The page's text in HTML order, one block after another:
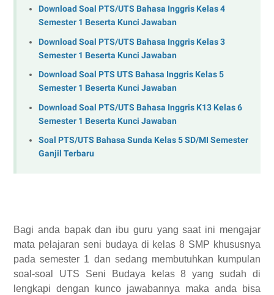
Download Soal PTS/UTS Bahasa Inggris Kelas 4
Semester 1 Beserta Kunci Jawaban
Download Soal PTS/UTS Bahasa Inggris Kelas 3
Semester 1 Beserta Kunci Jawaban
Download Soal PTS UTS Bahasa Inggris Kelas 5
Semester 1 Beserta Kunci Jawaban
Download Soal PTS/UTS Bahasa Inggris K13 Kelas 6
Semester 1 Beserta Kunci Jawaban
Soal PTS/UTS Bahasa Sunda Kelas 5 SD/MI Semester
Ganjil Terbaru
Bagi anda bapak dan ibu guru yang saat ini mengajar
mata pelajaran seni budaya di kelas 8 SMP khususnya
pada semester 1 dan sedang membutuhkan kumpulan
soal-soal UTS Seni Budaya kelas 8 yang sudah di
lengkapi dengan kunco jawabannya maka anda bisa